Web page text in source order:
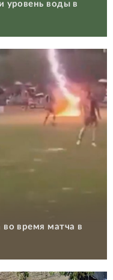
уровень воды в
время матча в